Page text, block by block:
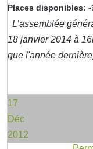
Places disponibles: -
L’assemblée
18 janvier 2014 à
que l'année
17
Déc
2012